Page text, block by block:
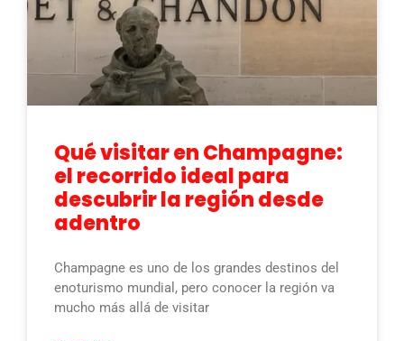
Qué visitar en Champagne:
el recorrido ideal para
descubrir la región desde
adentro
Champagne es uno de los grandes destinos del
enoturismo mundial, pero conocer la región va
mucho más allá de visitar